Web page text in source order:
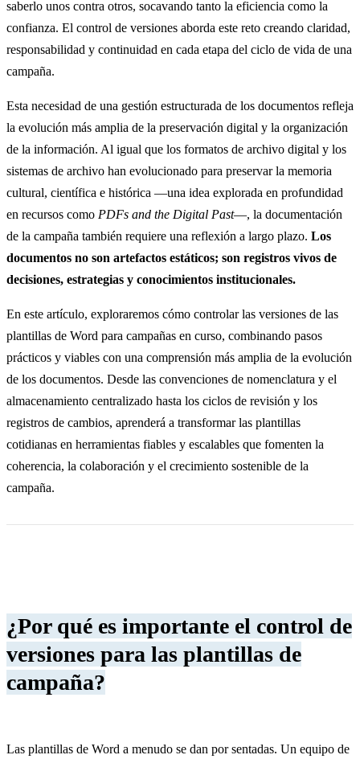
saberlo unos contra otros, socavando tanto la eficiencia como la
confianza. El control de versiones aborda este reto creando claridad,
responsabilidad y continuidad en cada etapa del ciclo de vida de una
campaña.
Esta necesidad de una gestión estructurada de los documentos refleja
la evolución más amplia de la preservación digital y la organización
de la información. Al igual que los formatos de archivo digital y los
sistemas de archivo han evolucionado para preservar la memoria
cultural, científica e histórica —una idea explorada en profundidad
en recursos como PDFs and the Digital Past—, la documentación
de la campaña también requiere una reflexión a largo plazo. Los
documentos no son artefactos estáticos; son registros vivos de
decisiones, estrategias y conocimientos institucionales.
En este artículo, exploraremos cómo controlar las versiones de las
plantillas de Word para campañas en curso, combinando pasos
prácticos y viables con una comprensión más amplia de la evolución
de los documentos. Desde las convenciones de nomenclatura y el
almacenamiento centralizado hasta los ciclos de revisión y los
registros de cambios, aprenderá a transformar las plantillas
cotidianas en herramientas fiables y escalables que fomenten la
coherencia, la colaboración y el crecimiento sostenible de la
campaña.
¿Por qué es importante el control de
versiones para las plantillas de
campaña?
Las plantillas de Word a menudo se dan por sentadas. Un equipo de